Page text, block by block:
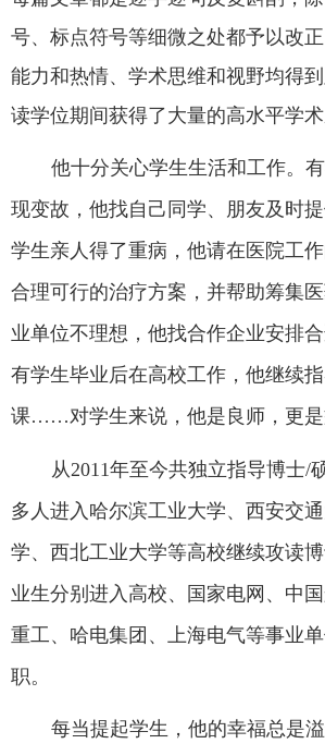
号、标点符号等细微之处都予以改
能力和热情、学术思维和视野均得
读学位期间获得了大量的高水平学术
他十分关心学生生活和工作。
现变故，他找自己同学、朋友及时
学生亲人得了重病，他请在医院工
合理可行的治疗方案，并帮助筹集
业单位不理想，他找合作企业安排合
有学生毕业后在高校工作，他继续
课……对学生来说，他是良师，更是
从2011年至今共独立指导博士/
多人进入哈尔滨工业大学、西安交
学、西北工业大学等高校继续攻读
业生分别进入高校、国家电网、中
重工、哈电集团、上海电气等事业
职。
每当提起学生，他的幸福总是